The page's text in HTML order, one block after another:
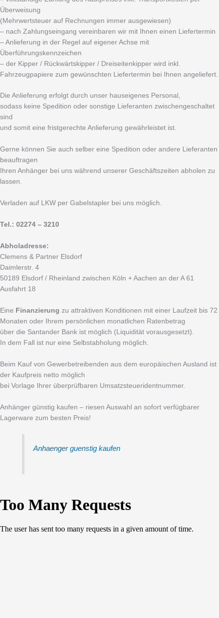
Überweisung
(Mehrwertsteuer auf Rechnungen immer ausgewiesen)
– nach Zahlungseingang vereinbaren wir mit Ihnen einen Liefertermin
– Anlieferung in der Regel auf eigener Achse mit
Überführungskennzeichen
– der Kipper / Rückwärtskipper / Dreiseitenkipper wird inkl.
Fahrzeugpapiere zum gewünschten Liefertermin bei Ihnen angeliefert.
Die Anlieferung erfolgt durch unser hauseigenes Personal,
sodass keine Spedition oder sonstige Lieferanten zwischengeschaltet
sind
und somit eine fristgerechte Anlieferung gewährleistet ist.
Gerne können Sie auch selber eine Spedition oder andere Lieferanten
beauftragen
Ihren Anhänger bei uns während unserer Geschäftszeiten abholen zu
lassen.
Verladen auf LKW per Gabelstapler bei uns möglich.
Tel.: 02274 – 3210
Abholadresse:
Clemens & Partner Elsdorf
Daimlerstr. 4
50189 Elsdorf / Rheinland zwischen Köln + Aachen an der A 61
Ausfahrt 18
Eine Finanzierung zu attraktiven Konditionen mit einer Laufzeit bis 72
Monaten oder Ihrem persönlichen monatlichen Ratenbetrag
über die Santander Bank ist möglich (Liquidität vorausgesetzt).
In dem Fall ist nur eine Selbstabholung möglich.
Beim Kauf von Gewerbetreibenden aus dem europäischen Ausland ist
der Kaufpreis netto möglich
bei Vorlage Ihrer überprüfbaren Umsatzsteueridentnummer.
Anhänger günstig kaufen – riesen Auswahl an sofort verfügbarer
Lagerware zum besten Preis!
Anhaenger guenstig kaufen